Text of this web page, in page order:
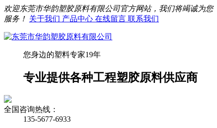
欢迎东莞市华韵塑胶原料有限公司官方网站，我们将竭诚为您
服务！ 关于我们 产品中心 在线留言 联系我们
您身边的塑料专家19年
专业提供各种工程塑胶原料供应商
全国咨询热线：
135-5677-6933